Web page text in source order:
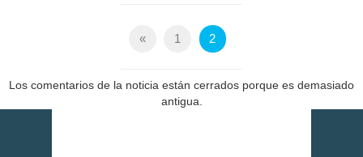
« 1 2
Los comentarios de la noticia están cerrados porque es demasiado
antigua.